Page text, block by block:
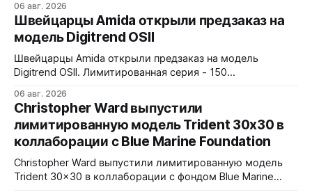
Ceramic, стрелки и индексы Gungrey. 40x12,4x47,75 мм.
Корпус и браслет - сталь 904L, опционально ремешок
X1 FKM Rubber. Сапфировое стекло спереди и сзади с
внутренним AR-покрытием. Безель двунаправленный на
72 клика.
06 авг. 2026
Швейцарцы Amida открыли предзаказ на
модель Digitrend OSII
Швейцарцы Amida открыли предзаказ на модель
Digitrend OSII. Лимитированная серия - 150
Верхняя часть корпуса выполнена из цельного блока
сапфира с призмой, отображающей прыгающие часы и
бегущие минуты вертикально. Подсветка C1 X1 BL
Super-LumiNova на индексах - впервые в истории
Digitrend дисплей светится в темноте.
06 авг. 2026
Christopher Ward выпустили
лимитированную модель Trident 30x30 в
коллаборации с Blue Marine Foundation
Christopher Ward выпустили лимитированную модель
Trident 30x30 в коллаборации с фондом Blue Marine